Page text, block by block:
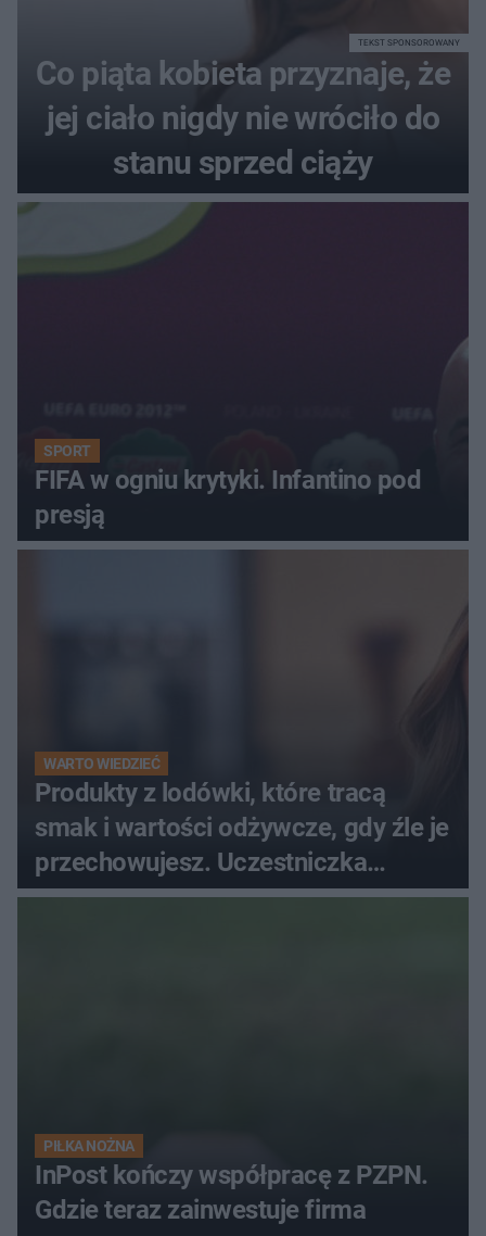
Co piąta kobieta przyznaje, że
jej ciało nigdy nie wróciło do
stanu sprzed ciąży
TEKST SPONSOROWANY
SPORT
FIFA w ogniu krytyki. Infantino pod
presją
WARTO WIEDZIEĆ
Produkty z lodówki, które tracą
smak i wartości odżywcze, gdy źle je
przechowujesz. Uczestniczka
"MasterChefa"
PIŁKA NOŻNA
InPost kończy współpracę z PZPN.
Gdzie teraz zainwestuje firma